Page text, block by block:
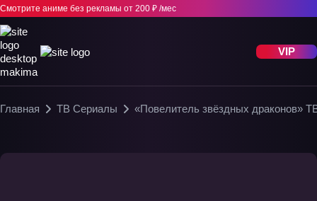
Смотрите аниме без рекламы от 200 ₽ /мес
VIP
Главная ТВ Сериалы «Повелитель звёздных драконов»